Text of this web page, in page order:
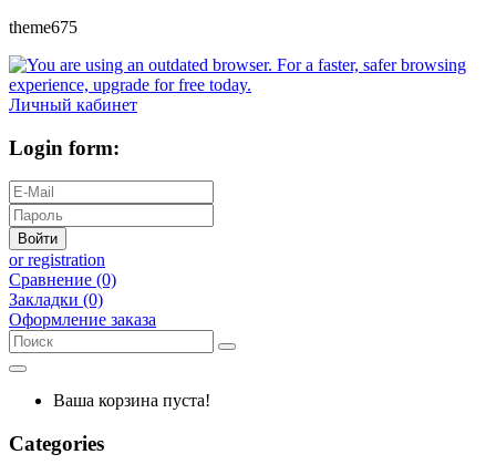
theme675
Личный кабинет
Login form:
Войти
or registration
Сравнение (0)
Закладки (0)
Оформление заказа
Ваша корзина пуста!
Categories